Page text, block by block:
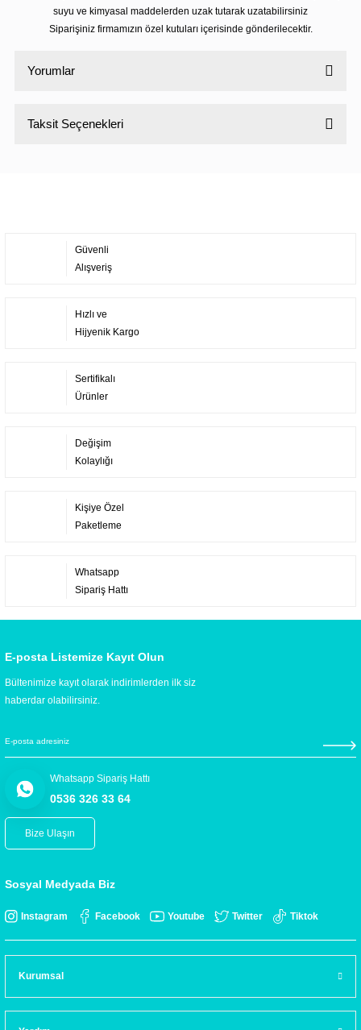
suyu ve kimyasal maddelerden uzak tutarak uzatabilirsiniz
Siparişiniz firmamızın özel kutuları içerisinde gönderilecektir.
Yorumlar
Taksit Seçenekleri
Güvenli
Alışveriş
Hızlı ve
Hijyenik Kargo
Sertifikalı
Ürünler
Değişim
Kolaylığı
Kişiye Özel
Paketleme
Whatsapp
Sipariş Hattı
E-posta Listemize Kayıt Olun
Bültenimize kayıt olarak indirimlerden ilk siz
haberdar olabilirsiniz.
Whatsapp Sipariş Hattı
0536 326 33 64
Bize Ulaşın
Sosyal Medyada Biz
Instagram Facebook Youtube Twitter Tiktok
Kurumsal